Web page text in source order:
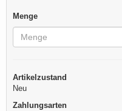
Menge
Artikelzustand
Neu
Zahlungsarten